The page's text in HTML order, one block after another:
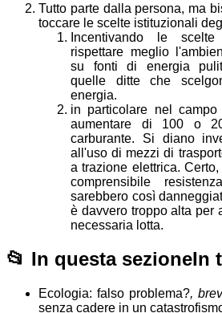
Tutto parte dalla persona, ma
toccare le scelte istituzionali
Incentivando le
rispettare meglio
su fonti di energia
quelle ditte che
energia.
in particolare nel
aumentare di 100 o
carburante. Si diano
all'uso di mezzi di
a trazione elettrica.
comprensibile
sarebbero così
è davvero troppo alta per
necessaria lotta.
📂 In questa sezioneIn
Ecologia: falso problema?,
senza cadere in un